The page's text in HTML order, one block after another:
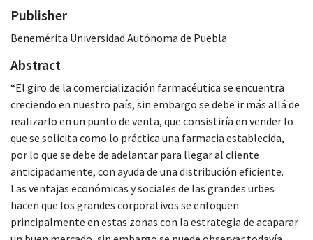
Publisher
Benemérita Universidad Autónoma de Puebla
Abstract
“El giro de la comercialización farmacéutica se encuentra
creciendo en nuestro país, sin embargo se debe ir más allá de
realizarlo en un punto de venta, que consistiría en vender lo
que se solicita como lo práctica una farmacia establecida,
por lo que se debe de adelantar para llegar al cliente
anticipadamente, con ayuda de una distribución eficiente.
Las ventajas económicas y sociales de las grandes urbes
hacen que los grandes corporativos se enfoquen
principalmente en estas zonas con la estrategia de acaparar